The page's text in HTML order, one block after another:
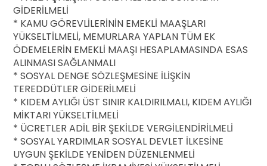
GİDERİLMELİ
* KAMU GÖREVLİLERİNİN EMEKLİ MAAŞLARI
YÜKSELTİLMELİ, MEMURLARA YAPLAN TÜM EK
ÖDEMELERİN EMEKLİ MAAŞI HESAPLAMASINDA ESAS
ALINMASI SAĞLANMALI
* SOSYAL DENGE SÖZLEŞMESİNE İLİŞKİN
TEREDDÜTLER GİDERİLMELİ
* KIDEM AYLIĞI ÜST SINIR KALDIRILMALI, KIDEM AYLIĞI
MİKTARI YÜKSELTİLMELİ
* ÜCRETLER ADİL BİR ŞEKİLDE VERGİLENDİRİLMELİ
* SOSYAL YARDIMLAR SOSYAL DEVLET İLKESİNE
UYGUN ŞEKİLDE YENİDEN DÜZENLENMELİ